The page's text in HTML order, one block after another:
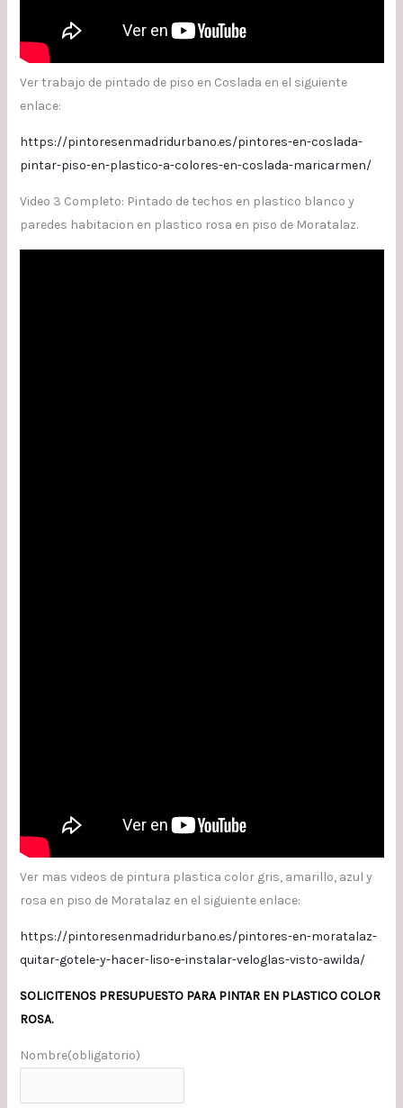
Ver trabajo de pintado de piso en Coslada en el siguiente
enlace:
https://pintoresenmadridurbano.es/pintores-en-coslada-
pintar-piso-en-plastico-a-colores-en-coslada-maricarmen/
Video 3 Completo: Pintado de techos en plastico blanco y
paredes habitacion en plastico rosa en piso de Moratalaz.
Ver mas videos de pintura plastica color gris, amarillo, azul y
rosa en piso de Moratalaz en el siguiente enlace:
https://pintoresenmadridurbano.es/pintores-en-moratalaz-
quitar-gotele-y-hacer-liso-e-instalar-veloglas-visto-awilda/
SOLICITENOS PRESUPUESTO PARA PINTAR EN PLASTICO COLOR
ROSA.
Nombre(obligatorio)